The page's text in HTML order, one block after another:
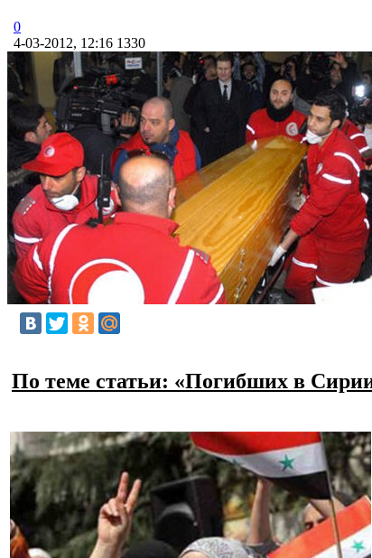
0
4-03-2012, 12:16 1330
По теме статьи: «Погибших в